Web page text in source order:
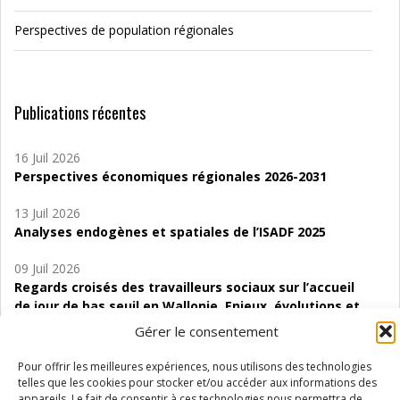
Gérer le consentement
Pour offrir les meilleures expériences, nous utilisons des technologies
telles que les cookies pour stocker et/ou accéder aux informations des
Perspectives de population régionales
Publications récentes
16 Juil 2026
Perspectives économiques régionales 2026-2031
13 Juil 2026
Analyses endogènes et spatiales de l’ISADF 2025
09 Juil 2026
Regards croisés des travailleurs sociaux sur l’accueil
de jour de bas seuil en Wallonie. Enjeux, évolutions et
06 Juil 2026
Étude d’évaluabilité des Structures